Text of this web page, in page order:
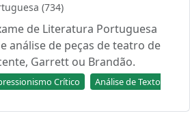
(734)
de Literatura Portuguesa
análise de peças de teatro de
Garrett ou Brandão.
Crítico
Análise de Texto